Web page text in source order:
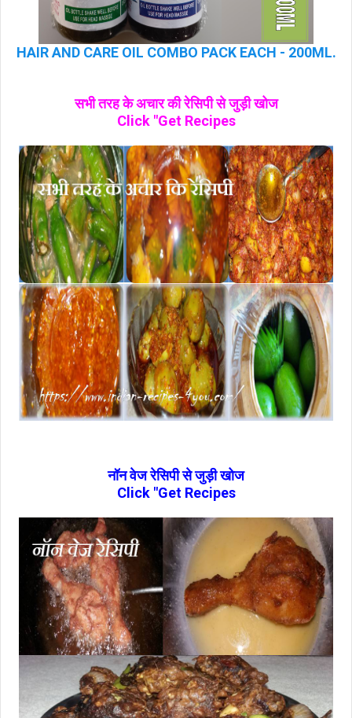
HAIR AND CARE OIL COMBO PACK EACH - 200ML.
सभी तरह के अचार की रेसिपी से जुड़ी खोज
Click "Get Recipes
नॉन वेज रेसिपी से जुड़ी खोज
Click "Get Recipes